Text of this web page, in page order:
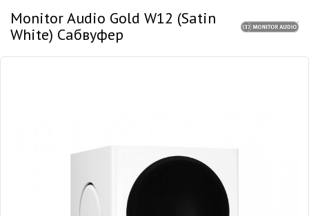
Monitor Audio Gold W12 (Satin
White) Сабвуфер